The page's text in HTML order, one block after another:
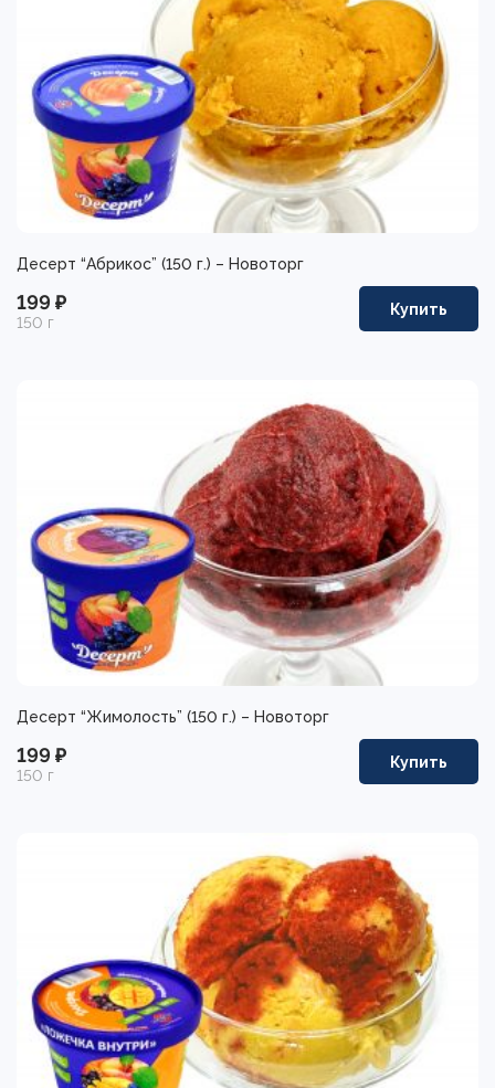
Десерт “Абрикос” (150 г.) – Новоторг
199 ₽
150 г
Купить
Десерт “Жимолость” (150 г.) – Новоторг
199 ₽
150 г
Купить